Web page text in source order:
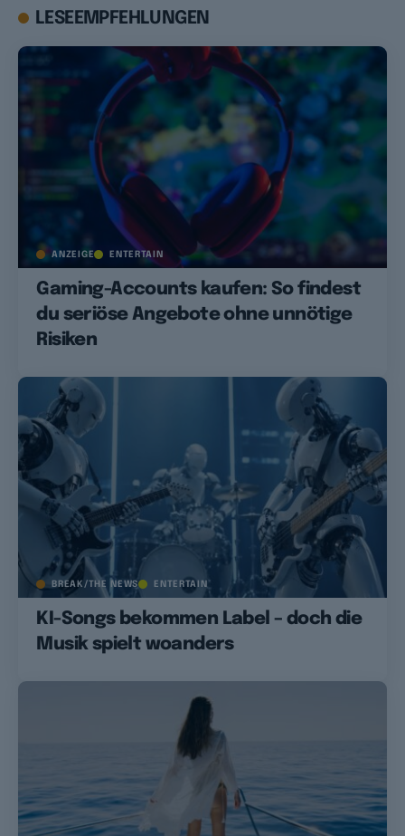
LESEEMPFEHLUNGEN
ANZEIGE ENTERTAIN
Gaming-Accounts kaufen: So findest
du seriöse Angebote ohne unnötige
Risiken
BREAK/THE NEWS ENTERTAIN
KI-Songs bekommen Label – doch die
Musik spielt woanders